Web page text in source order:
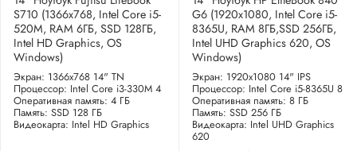
S710 (1366x768, Intel Core i5-
520M, RAM 6ГБ, SSD 128ГБ,
Intel HD Graphics, OS
Windows)
Экран: 1366x768 14" TN
Процессор: Intel Core i3-330M 4
Оперативная память: 4 ГБ
Память: SSD 128 ГБ
Видеокарта: Intel HD Graphics
G6 (1920x1080, Intel Core i5-
8365U, RAM 8ГБ,SSD 256ГБ,
Intel UHD Graphics 620, OS
Windows)
Экран: 1920x1080 14" IPS
Процессор: Intel Core i5-8365U 8
Оперативная память: 8 ГБ
Память: SSD 256 ГБ
Видеокарта: Intel UHD Graphics
620